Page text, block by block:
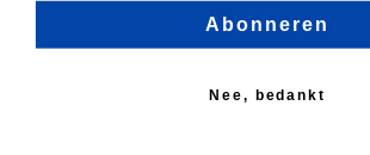
Nederland (EUR €)
Abonneren
Nee, bedankt